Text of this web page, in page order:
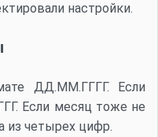
настройки.
ДД.ММ.ГГГГ. Если
Если месяц тоже не
из четырех цифр.